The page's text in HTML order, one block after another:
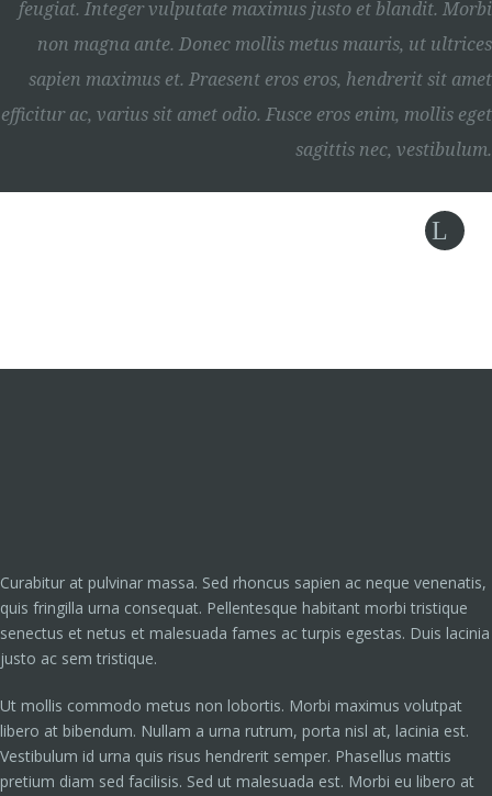
feugiat. Integer vulputate maximus justo et blandit. Morbi
non magna ante. Donec mollis metus mauris, ut ultrices
sapien maximus et. Praesent eros eros, hendrerit sit amet
efficitur ac, varius sit amet odio. Fusce eros enim, mollis eget
sagittis nec, vestibulum.
Curabitur at pulvinar massa. Sed rhoncus sapien ac neque venenatis,
quis fringilla urna consequat. Pellentesque habitant morbi tristique
senectus et netus et malesuada fames ac turpis egestas. Duis lacinia
justo ac sem tristique.
Ut mollis commodo metus non lobortis. Morbi maximus volutpat
libero at bibendum. Nullam a urna rutrum, porta nisl at, lacinia est.
Vestibulum id urna quis risus hendrerit semper. Phasellus mattis
pretium diam sed facilisis. Sed ut malesuada est. Morbi eu libero at